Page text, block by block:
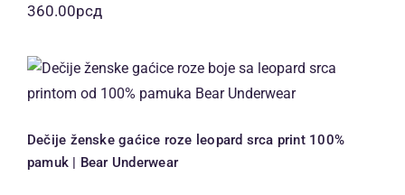
360.00рсд
Dečije ženske gaćice roze leopard
srca print 100% pamuk | Bear
Underwear
Dečije ženske gaćice roze leopard srca print 100%
pamuk | Bear Underwear